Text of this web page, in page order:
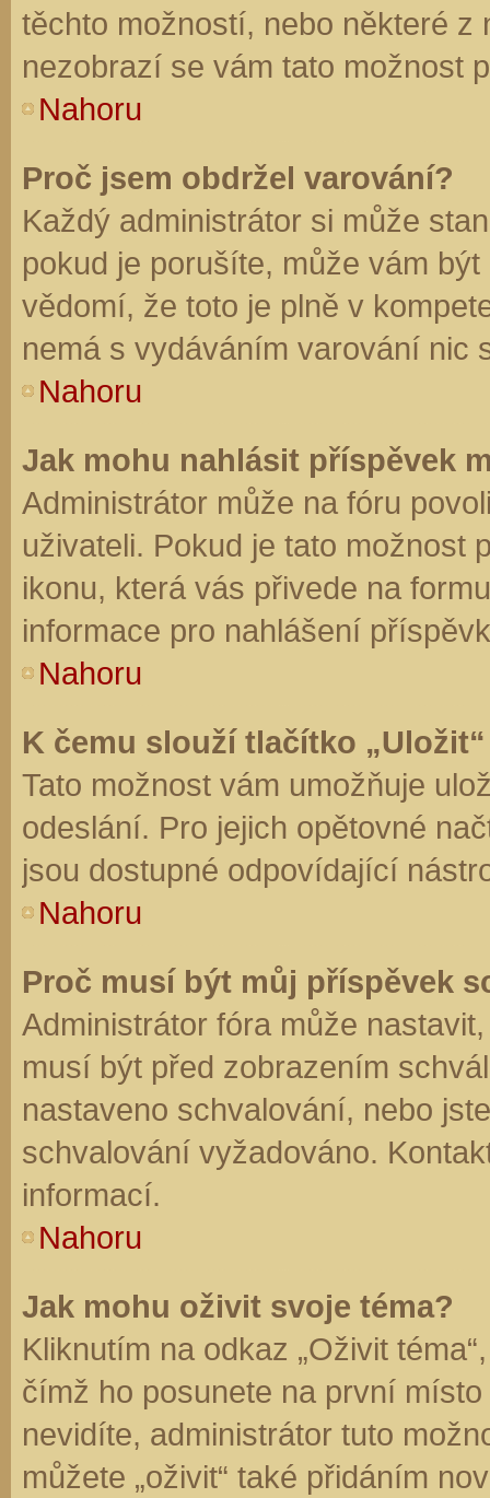
těchto možností, nebo některé z
nezobrazí se vám tato možnost
Nahoru
Proč jsem obdržel varování?
Každý administrátor si může
pokud je porušíte, může vám
vědomí, že toto je plně v
nemá s vydáváním varování nic
Nahoru
Jak mohu nahlásit příspěvek
Administrátor může na fóru
uživateli. Pokud je tato možnost
ikonu, která vás přivede na
informace pro nahlášení
Nahoru
K čemu slouží tlačítko
Tato možnost vám umožňuje
odeslání. Pro jejich opětovné
jsou dostupné odpovídající
Nahoru
Proč musí být můj příspěvek
Administrátor fóra může
musí být před zobrazením
nastaveno schvalování, nebo
schvalování vyžadováno.
informací.
Nahoru
Jak mohu oživit svoje téma?
Kliknutím na odkaz „Oživit
čímž ho posunete na první
nevidíte, administrátor tuto
můžete „oživit“ také přidáním